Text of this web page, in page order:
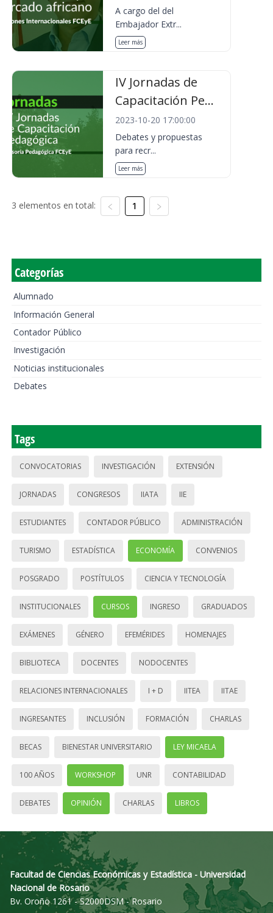
A cargo del del
Embajador Extr...
Leer más
IV Jornadas de
Capacitación Pe...
2023-10-20 17:00:00
Debates y propuestas
para recr...
Leer más
3 elementos en total: 1
Categorías
Alumnado
Información General
Contador Público
Investigación
Noticias institucionales
Debates
Tags
CONVOCATORIAS INVESTIGACIÓN EXTENSIÓN
JORNADAS CONGRESOS IIATA IIE
ESTUDIANTES CONTADOR PÚBLICO ADMINISTRACIÓN
TURISMO ESTADÍSTICA ECONOMÍA CONVENIOS
POSGRADO POSTÍTULOS CIENCIA Y TECNOLOGÍA
INSTITUCIONALES CURSOS INGRESO GRADUADOS
EXÁMENES GÉNERO EFEMÉRIDES HOMENAJES
BIBLIOTECA DOCENTES NODOCENTES
RELACIONES INTERNACIONALES I + D IITEA IITAE
INGRESANTES INCLUSIÓN FORMACIÓN CHARLAS
BECAS BIENESTAR UNIVERSITARIO LEY MICAELA
100 AÑOS WORKSHOP UNR CONTABILIDAD
DEBATES OPINIÓN CHARLAS LIBROS
Facultad de Ciencias Económicas y Estadística - Universidad
Nacional de Rosario
Bv. Oroño 1261 - S2000DSM - Rosario